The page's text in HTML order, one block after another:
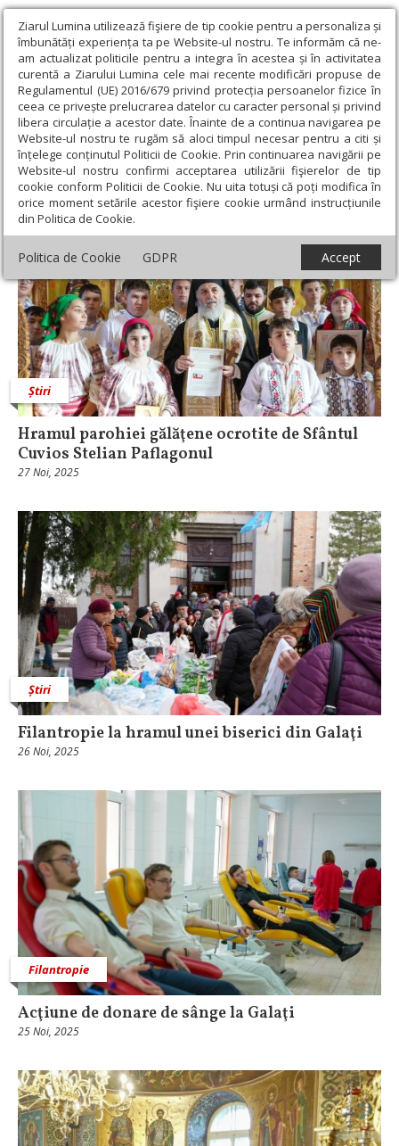
Ziarul Lumina utilizează fişiere de tip cookie pentru a personaliza și
îmbunătăți experiența ta pe Website-ul nostru. Te informăm că ne-
am actualizat politicile pentru a integra în acestea și în activitatea
curentă a Ziarului Lumina cele mai recente modificări propuse de
Regulamentul (UE) 2016/679 privind protecția persoanelor fizice în
ceea ce privește prelucrarea datelor cu caracter personal și privind
libera circulație a acestor date. Înainte de a continua navigarea pe
Website-ul nostru te rugăm să aloci timpul necesar pentru a citi și
înțelege conținutul Politicii de Cookie. Prin continuarea navigării pe
Website-ul nostru confirmi acceptarea utilizării fişierelor de tip
cookie conform Politicii de Cookie. Nu uita totuși că poți modifica în
orice moment setările acestor fişiere cookie urmând instrucțiunile
din Politica de Cookie.
Politica de Cookie GDPR Accept
Ziarul Lumina › Pr. Rareș Bucur
Pr. Rareș Bucur
Știri
Hramul parohiei gălăţene ocrotite de Sfântul
Cuvios Stelian Paflagonul
27 Noi, 2025
Știri
Filantropie la hramul unei biserici din Galaţi
26 Noi, 2025
Filantropie
Acţiune de donare de sânge la Galaţi
25 Noi, 2025